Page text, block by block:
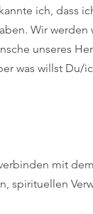
ich, dass
Wir
unseres
was willst Du/
mit
spirituellen